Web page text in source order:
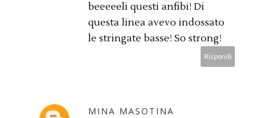
beeeeeli questi anfibi! Di
questa linea avevo indossato
le stringate basse! So strong!
Rispondi
MINA MASOTINA